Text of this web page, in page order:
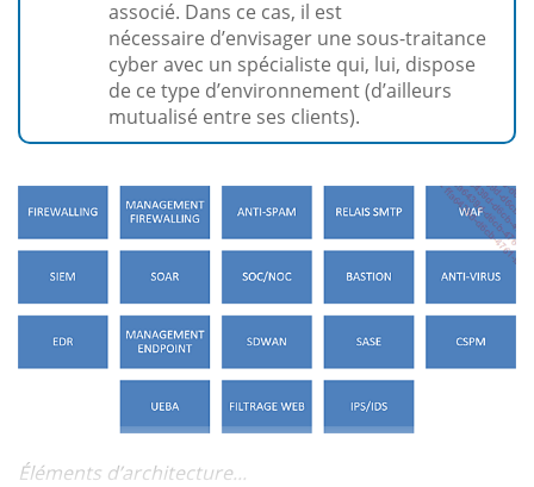
associé. Dans ce cas, il est
nécessaire d’envisager une sous-traitance
cyber avec un spécialiste qui, lui, dispose
de ce type d’environnement (d’ailleurs
mutualisé entre ses clients).
Éléments d’architecture...